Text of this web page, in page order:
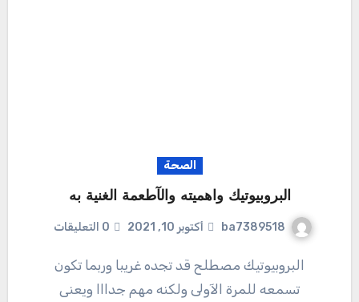
الصحة
البروبيوتيك واهميته والآطعمة الغنية به
ba7389518 أكتوبر 10, 2021 0 التعليقات
تسمعه للمرة الآولى ولكنه مهم جدااا ويعنى